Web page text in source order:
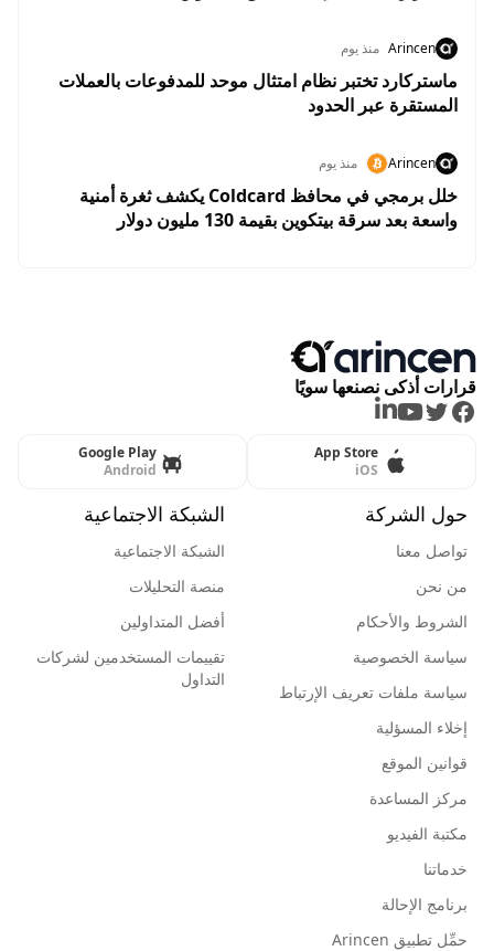
Arincen منذ يوم
ماستركارد تختبر نظام امتثال موحد للمدفوعات بالعملات
المستقرة عبر الحدود
Arincen منذ يوم
خلل برمجي في محافظ Coldcard يكشف ثغرة أمنية
واسعة بعد سرقة بيتكوين بقيمة 130 مليون دولار
قرارات أذكى نصنعها سويًا
Facebook
Twitter
Youtube
LinkedIn
App Store
iOS
Google Play
Android
حول الشركة
تواصل معنا
من نحن
الشروط والأحكام
سياسة الخصوصية
سياسة ملفات تعريف الإرتباط
إخلاء المسؤلية
قوانين الموقع
مركز المساعدة
مكتبة الفيديو
خدماتنا
برنامج الإحالة
حمِّل تطبيق Arincen
الشبكة الاجتماعية
الشبكة الاجتماعية
منصة التحليلات
أفضل المتداولين
تقييمات المستخدمين لشركات
التداول